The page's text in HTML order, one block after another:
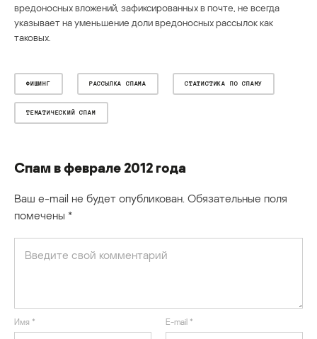
вредоносных вложений, зафиксированных в почте, не всегда
указывает на уменьшение доли вредоносных рассылок как
таковых.
ФИШИНГ РАССЫЛКА СПАМА СТАТИСТИКА ПО СПАМУ
ТЕМАТИЧЕСКИЙ СПАМ
Спам в феврале 2012 года
Ваш e-mail не будет опубликован. Обязательные поля
помечены *
Имя * E-mail *